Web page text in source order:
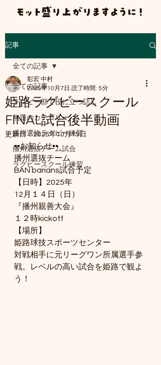
モット盛り上がりますように！
記事
全ての記事
ラグビー部で役に立つ話し
無題のカテゴリー
播州選抜ラグビー練習
播州選抜チーム試合
ラグビースクール練習
全ての記事
姫路ラグビースクール
FINAL試合後半動画
彰宏 中村
2025年10月7日 読了時間: 5分
更新日：2025年10月15日
▪️▪️お知らせ▪️▪️
播州選抜チーム
BAN barians試合予定
【日時】2025年
12月１４日（日）
『播州親善大会』
１２時kickoff
【場所】
姫路球技スポーツセンター
対戦相手に元リーグワン所属選手参
戦。レベルの高い試合を姫路で観よ
う！